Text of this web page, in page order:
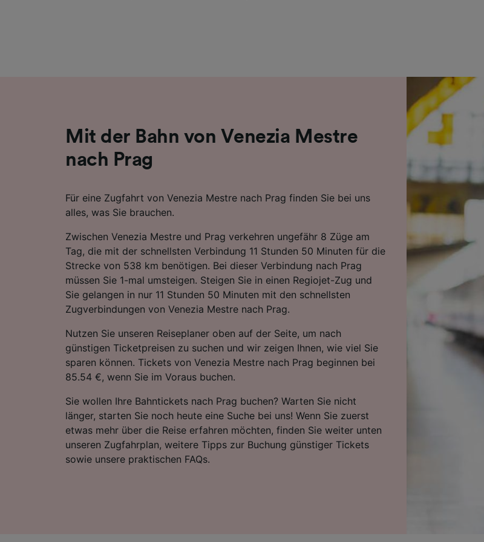
Mit der Bahn von Venezia Mestre
nach Prag
Für eine Zugfahrt von Venezia Mestre nach Prag finden Sie bei uns
alles, was Sie brauchen.
Zwischen Venezia Mestre und Prag verkehren ungefähr 8 Züge am
Tag, die mit der schnellsten Verbindung 11 Stunden 50 Minuten für die
Strecke von 538 km benötigen. Bei dieser Verbindung nach Prag
müssen Sie 1-mal umsteigen. Steigen Sie in einen Regiojet-Zug und
Sie gelangen in nur 11 Stunden 50 Minuten mit den schnellsten
Zugverbindungen von Venezia Mestre nach Prag.
Nutzen Sie unseren Reiseplaner oben auf der Seite, um nach
günstigen Ticketpreisen zu suchen und wir zeigen Ihnen, wie viel Sie
sparen können. Tickets von Venezia Mestre nach Prag beginnen bei
85.54 €, wenn Sie im Voraus buchen.
Sie wollen Ihre Bahntickets nach Prag buchen? Warten Sie nicht
länger, starten Sie noch heute eine Suche bei uns! Wenn Sie zuerst
etwas mehr über die Reise erfahren möchten, finden Sie weiter unten
unseren Zugfahrplan, weitere Tipps zur Buchung günstiger Tickets
sowie unsere praktischen FAQs.